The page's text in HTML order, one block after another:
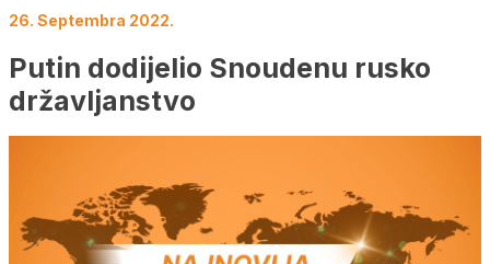
26. Septembra 2022.
Putin dodijelio Snoudenu rusko
državljanstvo